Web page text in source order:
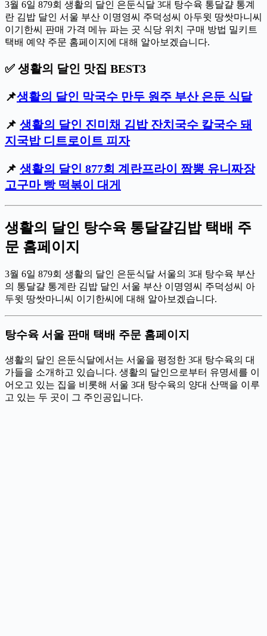
3월 6일 879회 생활의 달인 은둔식달 3대 탕수육 통달걀 통계
란 김밥 달인 서울 부산 이명영씨 주덕성씨 아두윗 땅쌋마니씨
이기한씨 판매 가격 메뉴 파는 곳 식당 위치 구매 방법 밀키트
택배 예약 주문 홈페이지에 대해 알아보겠습니다.
✅ 생활의 달인 맛집 BEST3
📌생활의 달인 막국수 만두 원주 부산 은둔 식달
📌 생활의 달인 진미채 김밥 잔치국수 칼국수 돼
지국밥 디트로이트 피자
📌 생활의 달인 877회 계란프라이 짬뽕 유니짜장
고구마 빵 떡볶이 대게
생활의 달인 탕수육 통달걀김밥 택배 주
문 홈페이지
3월 6일 879회 생활의 달인 은둔식달 서울의 3대 탕수육 부산
의 통달걀 통계란 김밥 달인 서울 부산 이명영씨 주덕성씨 아
두윗 땅쌋마니씨 이기한씨에 대해 알아보겠습니다.
탕수육 서울 판매 택배 주문 홈페이지
생활의 달인 은둔식달에서는 서울을 평정한 3대 탕수육의 대
가들을 소개하고 있습니다. 생활의 달인으로부터 유명세를 이
어오고 있는 집을 비롯해 서울 3대 탕수육의 양대 산맥을 이루
고 있는 두 곳이 그 주인공입니다.